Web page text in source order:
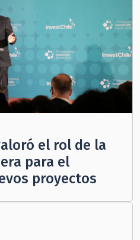
el rol de la
para el
proyectos